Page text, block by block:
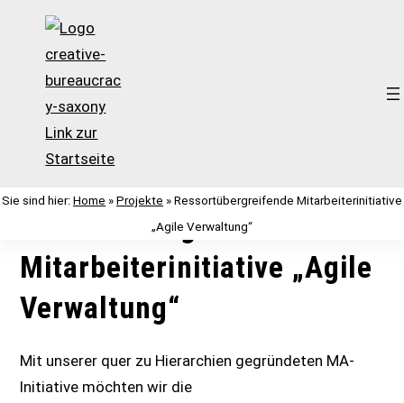
Zum
springen
Sie sind hier: Home » Projekte » Ressortübergreifende Mitarbeiterinitiative
„Agile Verwaltung“
Ressortübergreifende
Mitarbeiterinitiative „Agile
Verwaltung“
Mit unserer quer zu Hierarchien gegründeten MA-
Initiative möchten wir die